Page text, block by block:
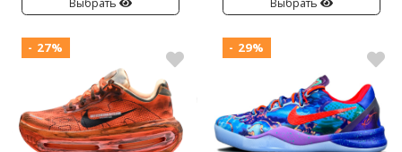
- 27% - 29%